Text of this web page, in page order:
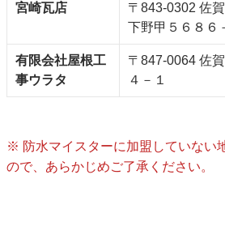
宮崎瓦店
〒843-0302 佐
下野甲５６８６
有限会社屋根工
事ウラタ
〒847-0064 佐
４－１
※ 防水マイスターに加盟していない
ので、あらかじめご了承ください。